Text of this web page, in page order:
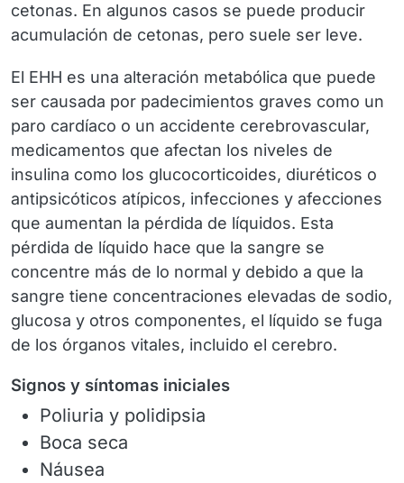
cetonas. En algunos casos se puede producir
acumulación de cetonas, pero suele ser leve.
El EHH es una alteración metabólica que puede
ser causada por padecimientos graves como un
paro cardíaco o un accidente cerebrovascular,
medicamentos que afectan los niveles de
insulina como los glucocorticoides, diuréticos o
antipsicóticos atípicos, infecciones y afecciones
que aumentan la pérdida de líquidos. Esta
pérdida de líquido hace que la sangre se
concentre más de lo normal y debido a que la
sangre tiene concentraciones elevadas de sodio,
glucosa y otros componentes, el líquido se fuga
de los órganos vitales, incluido el cerebro.
Signos y síntomas iniciales
Poliuria y polidipsia
Boca seca
Náusea